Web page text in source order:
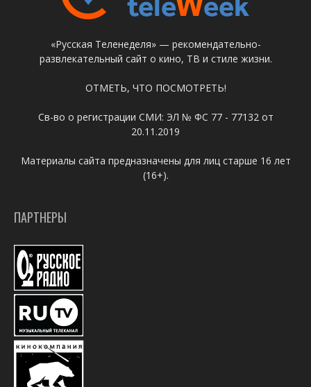
«Русская Теленеделя» — рекомендательно-
развлекательный сайт о кино, ТВ и стиле жизни.
ОТМЕТЬ, ЧТО ПОСМОТРЕТЬ!
Св-во о регистрации СМИ: ЭЛ № ФС 77 - 77132 от
20.11.2019
Материалы сайта предназначены для лиц старше 16 лет
(16+).
ПАРТНЕРЫ